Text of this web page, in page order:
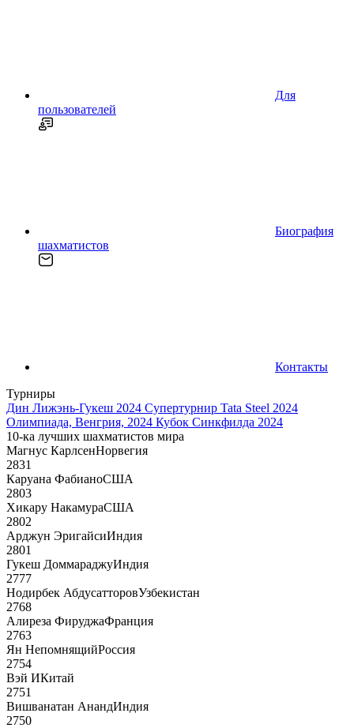
Для
пользователей
Биография
шахматистов
Контакты
Турниры
Дин Лижэнь-Гукеш 2024 Супертурнир Tata Steel 2024
Олимпиада, Венгрия, 2024 Кубок Синкфилда 2024
10-ка лучших шахматистов мира
Магнус КарлсенНорвегия
2831
Каруана ФабианоСША
2803
Хикару НакамураСША
2802
Арджун ЭригайсиИндия
2801
Гукеш ДоммараджуИндия
2777
Нодирбек АбдусатторовУзбекистан
2768
Алиреза ФируджаФранция
2763
Ян НепомнящийРоссия
2754
Вэй ИКитай
2751
Вишванатан АнандИндия
2750